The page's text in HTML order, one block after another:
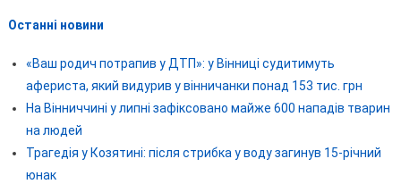
Останні новини
«Ваш родич потрапив у ДТП»: у Вінниці судитимуть
афериста, який видурив у вінничанки понад 153 тис. грн
На Вінниччині у липні зафіксовано майже 600 нападів тварин
на людей
Трагедія у Козятині: після стрибка у воду загинув 15-річний
юнак